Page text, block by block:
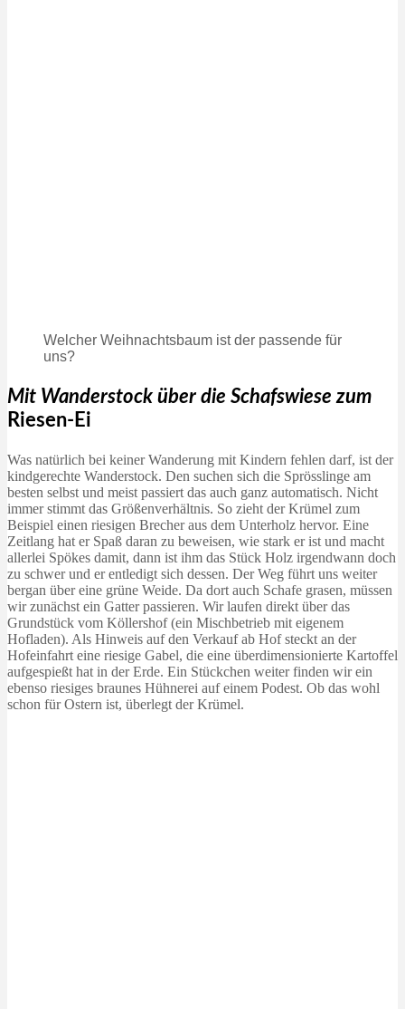
Welcher Weihnachtsbaum ist der passende für
uns?
Mit Wanderstock über die Schafswiese zum
Riesen-Ei
Was natürlich bei keiner Wanderung mit Kindern fehlen darf, ist der
kindgerechte Wanderstock. Den suchen sich die Sprösslinge am
besten selbst und meist passiert das auch ganz automatisch. Nicht
immer stimmt das Größenverhältnis. So zieht der Krümel zum
Beispiel einen riesigen Brecher aus dem Unterholz hervor. Eine
Zeitlang hat er Spaß daran zu beweisen, wie stark er ist und macht
allerlei Spökes damit, dann ist ihm das Stück Holz irgendwann doch
zu schwer und er entledigt sich dessen. Der Weg führt uns weiter
bergan über eine grüne Weide. Da dort auch Schafe grasen, müssen
wir zunächst ein Gatter passieren. Wir laufen direkt über das
Grundstück vom Köllershof (ein Mischbetrieb mit eigenem
Hofladen). Als Hinweis auf den Verkauf ab Hof steckt an der
Hofeinfahrt eine riesige Gabel, die eine überdimensionierte Kartoffel
aufgespießt hat in der Erde. Ein Stückchen weiter finden wir ein
ebenso riesiges braunes Hühnerei auf einem Podest. Ob das wohl
schon für Ostern ist, überlegt der Krümel.